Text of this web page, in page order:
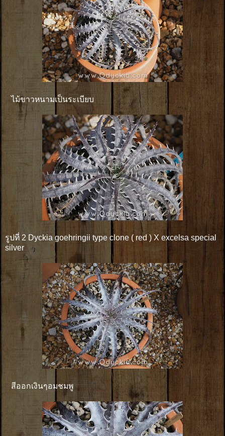
ไม้ขาวหนามเป็นระเบียบ
รูปที่ 2 Dyckia goehringii type clone ( red ) X excelsa special
silver
สีออกเงินๆอมชมพู